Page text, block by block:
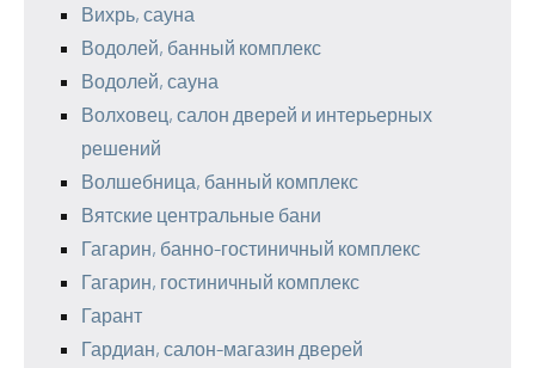
Вихрь, сауна
Водолей, банный комплекс
Водолей, сауна
Волховец, салон дверей и интерьерных
решений
Волшебница, банный комплекс
Вятские центральные бани
Гагарин, банно-гостиничный комплекс
Гагарин, гостиничный комплекс
Гарант
Гардиан, салон-магазин дверей